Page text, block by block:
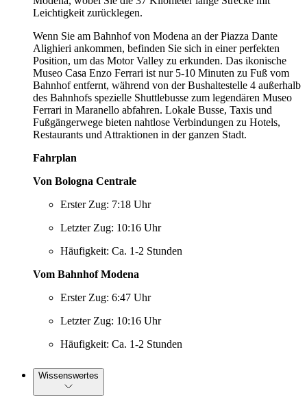
Leichtigkeit zurücklegen.
Wenn Sie am Bahnhof von Modena an der Piazza Dante
Alighieri ankommen, befinden Sie sich in einer perfekten
Position, um das Motor Valley zu erkunden. Das ikonische
Museo Casa Enzo Ferrari ist nur 5-10 Minuten zu Fuß vom
Bahnhof entfernt, während von der Bushaltestelle 4 außerhalb
des Bahnhofs spezielle Shuttlebusse zum legendären Museo
Ferrari in Maranello abfahren. Lokale Busse, Taxis und
Fußgängerwege bieten nahtlose Verbindungen zu Hotels,
Restaurants und Attraktionen in der ganzen Stadt.
Fahrplan
Von Bologna Centrale
Erster Zug: 7:18 Uhr
Letzter Zug: 10:16 Uhr
Häufigkeit: Ca. 1-2 Stunden
Vom Bahnhof Modena
Erster Zug: 6:47 Uhr
Letzter Zug: 10:16 Uhr
Häufigkeit: Ca. 1-2 Stunden
Wissenswertes